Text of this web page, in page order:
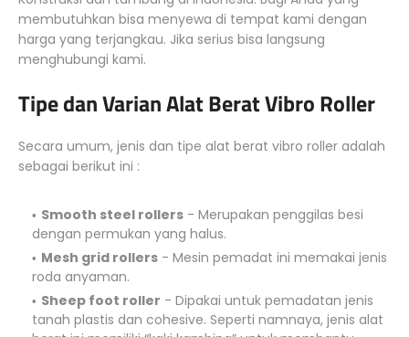
membutuhkan bisa menyewa di tempat kami dengan
harga yang terjangkau. Jika serius bisa langsung
menghubungi kami.
Tipe dan Varian Alat Berat Vibro Roller
Secara umum, jenis dan tipe alat berat vibro roller adalah
sebagai berikut ini :
Smooth steel rollers - Merupakan penggilas besi
dengan permukan yang halus.
Mesh grid rollers - Mesin pemadat ini memakai jenis
roda anyaman.
Sheep foot roller - Dipakai untuk pemadatan jenis
tanah plastis dan cohesive. Seperti namnaya, jenis alat